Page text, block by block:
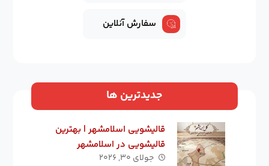
سفارش آنلاین
جدیدترین ها
قالیشویی اسلامشهر | بهترین
قالیشویی در اسلامشهر
جولای ۳۰, ۲۰۲۶